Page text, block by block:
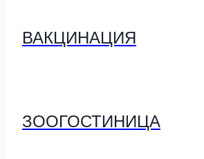
ВАКЦИНАЦИЯ
ЗООГОСТИНИЦА